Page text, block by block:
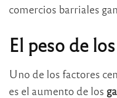
comercios barriales
El peso de
Uno de los factores
es el aumento de los